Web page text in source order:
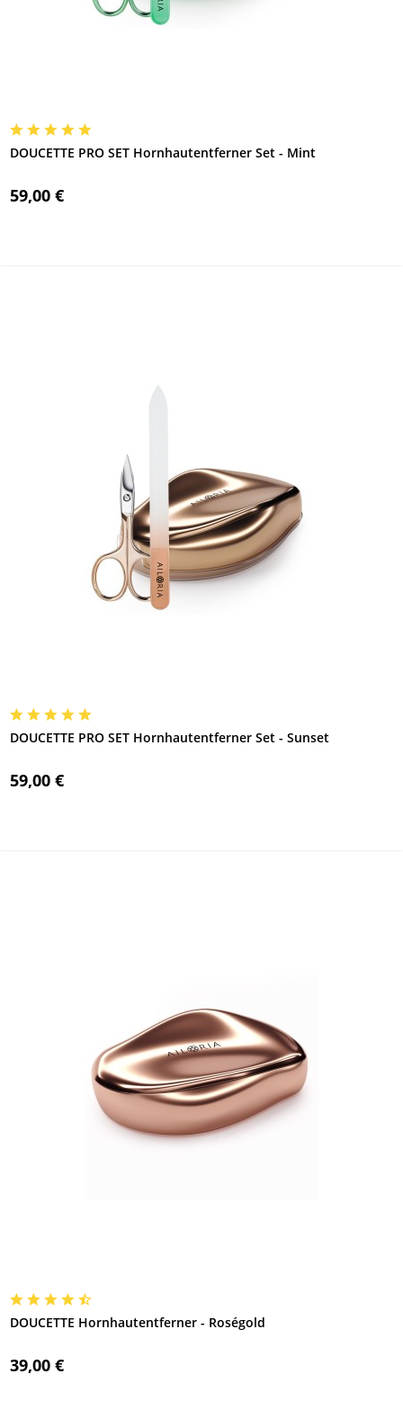
DOUCETTE PRO SET Hornhautentferner Set - Mint
59,00 €
DOUCETTE PRO SET Hornhautentferner Set - Sunset
59,00 €
DOUCETTE Hornhautentferner - Roségold
39,00 €